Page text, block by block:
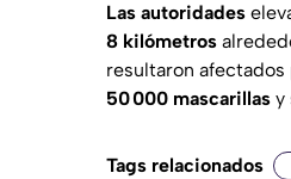
Las autoridades
8 kilómetros
resultaron afectados
50 000 mascarillas y
Tags relacionados